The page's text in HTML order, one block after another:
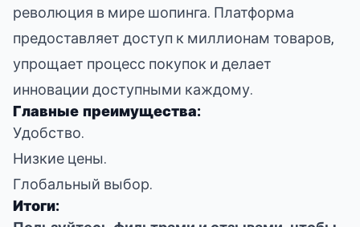
революция в мире шопинга. Платформа
предоставляет доступ к миллионам товаров,
упрощает процесс покупок и делает
инновации доступными каждому.
Главные преимущества:
Удобство.
Низкие цены.
Глобальный выбор.
Итоги: